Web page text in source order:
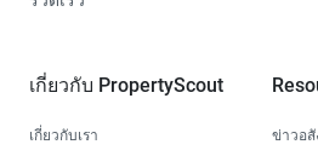
เกี่ยวกับ PropertyScout
เกี่ยวกับเรา ข่าวอสั